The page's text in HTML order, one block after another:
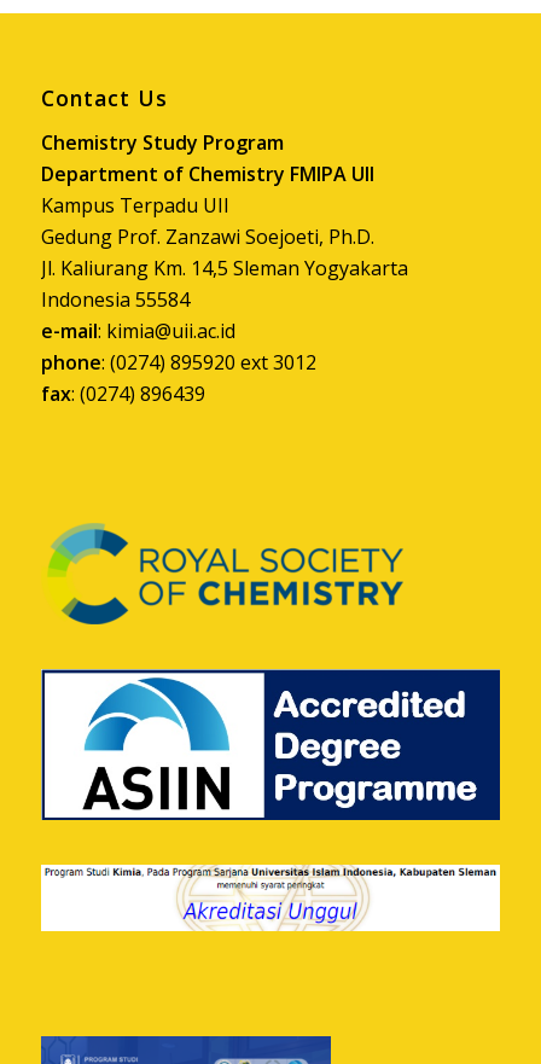
Contact Us
Chemistry Study Program
Department of Chemistry FMIPA UII
Kampus Terpadu UII
Gedung Prof. Zanzawi Soejoeti, Ph.D.
Jl. Kaliurang Km. 14,5 Sleman Yogyakarta
Indonesia 55584
e-mail: kimia@uii.ac.id
phone: (0274) 895920 ext 3012
fax: (0274) 896439